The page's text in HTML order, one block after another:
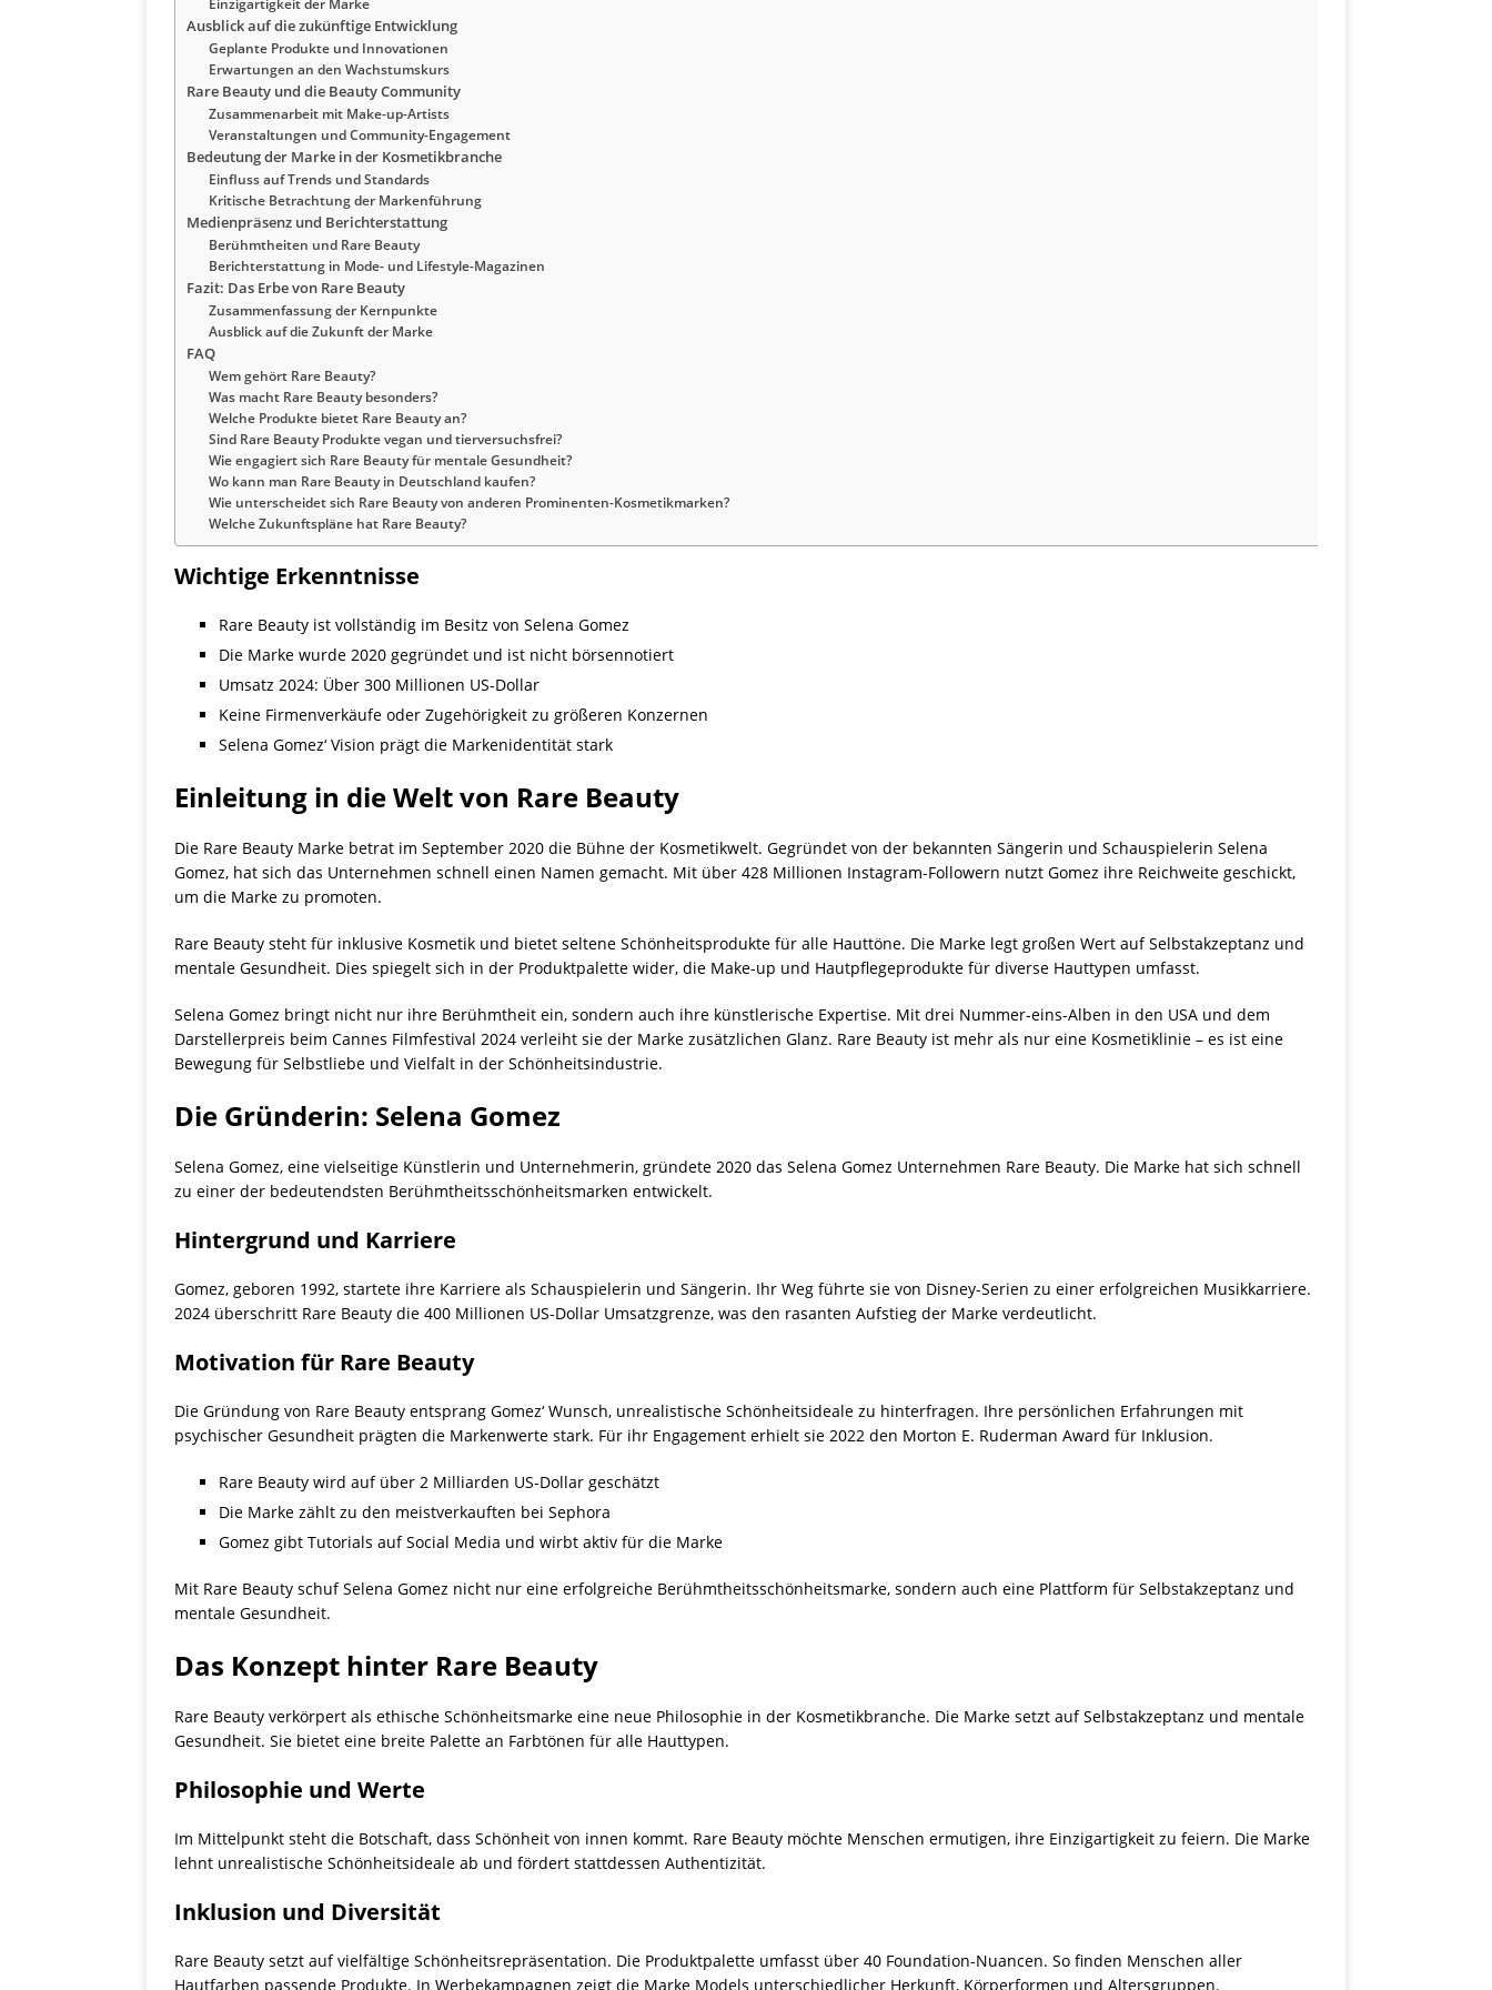
Einzigartigkeit der Marke
Ausblick auf die zukünftige Entwicklung
Geplante Produkte und Innovationen
Erwartungen an den Wachstumskurs
Rare Beauty und die Beauty Community
Zusammenarbeit mit Make-up-Artists
Veranstaltungen und Community-Engagement
Bedeutung der Marke in der Kosmetikbranche
Einfluss auf Trends und Standards
Kritische Betrachtung der Markenführung
Medienpräsenz und Berichterstattung
Berühmtheiten und Rare Beauty
Berichterstattung in Mode- und Lifestyle-Magazinen
Fazit: Das Erbe von Rare Beauty
Zusammenfassung der Kernpunkte
Ausblick auf die Zukunft der Marke
FAQ
Wem gehört Rare Beauty?
Was macht Rare Beauty besonders?
Welche Produkte bietet Rare Beauty an?
Sind Rare Beauty Produkte vegan und tierversuchsfrei?
Wie engagiert sich Rare Beauty für mentale Gesundheit?
Wo kann man Rare Beauty in Deutschland kaufen?
Wie unterscheidet sich Rare Beauty von anderen Prominenten-Kosmetikmarken?
Welche Zukunftspläne hat Rare Beauty?
Wichtige Erkenntnisse
Rare Beauty ist vollständig im Besitz von Selena Gomez
Die Marke wurde 2020 gegründet und ist nicht börsennotiert
Umsatz 2024: Über 300 Millionen US-Dollar
Keine Firmenverkäufe oder Zugehörigkeit zu größeren Konzernen
Selena Gomez‘ Vision prägt die Markenidentität stark
Einleitung in die Welt von Rare Beauty
Die Rare Beauty Marke betrat im September 2020 die Bühne der Kosmetikwelt. Gegründet von der bekannten Sängerin und Schauspielerin Selena
Gomez, hat sich das Unternehmen schnell einen Namen gemacht. Mit über 428 Millionen Instagram-Followern nutzt Gomez ihre Reichweite geschickt,
um die Marke zu promoten.
Rare Beauty steht für inklusive Kosmetik und bietet seltene Schönheitsprodukte für alle Hauttöne. Die Marke legt großen Wert auf Selbstakzeptanz und
mentale Gesundheit. Dies spiegelt sich in der Produktpalette wider, die Make-up und Hautpflegeprodukte für diverse Hauttypen umfasst.
Selena Gomez bringt nicht nur ihre Berühmtheit ein, sondern auch ihre künstlerische Expertise. Mit drei Nummer-eins-Alben in den USA und dem
Darstellerpreis beim Cannes Filmfestival 2024 verleiht sie der Marke zusätzlichen Glanz. Rare Beauty ist mehr als nur eine Kosmetiklinie – es ist eine
Bewegung für Selbstliebe und Vielfalt in der Schönheitsindustrie.
Die Gründerin: Selena Gomez
Selena Gomez, eine vielseitige Künstlerin und Unternehmerin, gründete 2020 das Selena Gomez Unternehmen Rare Beauty. Die Marke hat sich schnell
zu einer der bedeutendsten Berühmtheitsschönheitsmarken entwickelt.
Hintergrund und Karriere
Gomez, geboren 1992, startete ihre Karriere als Schauspielerin und Sängerin. Ihr Weg führte sie von Disney-Serien zu einer erfolgreichen Musikkarriere.
2024 überschritt Rare Beauty die 400 Millionen US-Dollar Umsatzgrenze, was den rasanten Aufstieg der Marke verdeutlicht.
Motivation für Rare Beauty
Die Gründung von Rare Beauty entsprang Gomez‘ Wunsch, unrealistische Schönheitsideale zu hinterfragen. Ihre persönlichen Erfahrungen mit
psychischer Gesundheit prägten die Markenwerte stark. Für ihr Engagement erhielt sie 2022 den Morton E. Ruderman Award für Inklusion.
Rare Beauty wird auf über 2 Milliarden US-Dollar geschätzt
Die Marke zählt zu den meistverkauften bei Sephora
Gomez gibt Tutorials auf Social Media und wirbt aktiv für die Marke
Mit Rare Beauty schuf Selena Gomez nicht nur eine erfolgreiche Berühmtheitsschönheitsmarke, sondern auch eine Plattform für Selbstakzeptanz und
mentale Gesundheit.
Das Konzept hinter Rare Beauty
Rare Beauty verkörpert als ethische Schönheitsmarke eine neue Philosophie in der Kosmetikbranche. Die Marke setzt auf Selbstakzeptanz und mentale
Gesundheit. Sie bietet eine breite Palette an Farbtönen für alle Hauttypen.
Philosophie und Werte
Im Mittelpunkt steht die Botschaft, dass Schönheit von innen kommt. Rare Beauty möchte Menschen ermutigen, ihre Einzigartigkeit zu feiern. Die Marke
lehnt unrealistische Schönheitsideale ab und fördert stattdessen Authentizität.
Inklusion und Diversität
Rare Beauty setzt auf vielfältige Schönheitsrepräsentation. Die Produktpalette umfasst über 40 Foundation-Nuancen. So finden Menschen aller
Hautfarben passende Produkte. In Werbekampagnen zeigt die Marke Models unterschiedlicher Herkunft, Körperformen und Altersgruppen.